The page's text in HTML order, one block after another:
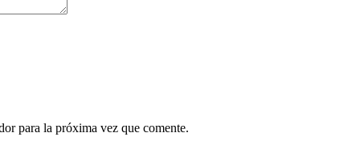
para la próxima vez que comente.